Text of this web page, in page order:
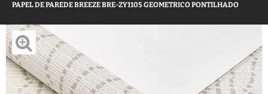
PAPEL DE PAREDE BREEZE BRE-ZY1105 GEOMETRICO PONTILHADO